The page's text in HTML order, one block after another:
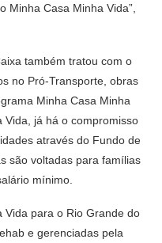
Minha Casa Minha Vida”,
também tratou com o
no Pró-Transporte, obras
Minha Casa Minha
Vida, já há o compromisso
através do Fundo de
são voltadas para famílias
mínimo.
Vida para o Rio Grande do
e gerenciadas pela